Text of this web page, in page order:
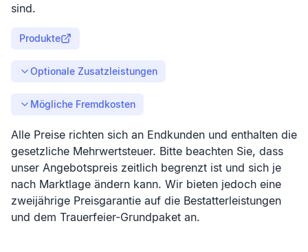
sind.
Produkte
Optionale Zusatzleistungen
Mögliche Fremdkosten
Alle Preise richten sich an Endkunden und enthalten die
gesetzliche Mehrwertsteuer. Bitte beachten Sie, dass
unser Angebotspreis zeitlich begrenzt ist und sich je
nach Marktlage ändern kann. Wir bieten jedoch eine
zweijährige Preisgarantie auf die Bestatterleistungen
und dem Trauerfeier-Grundpaket an.